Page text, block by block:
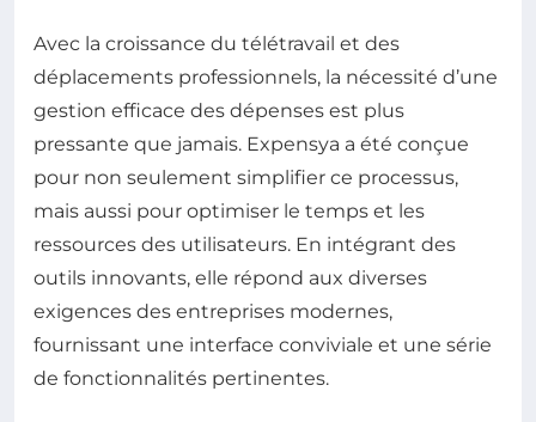
Avec la croissance du télétravail et des
déplacements professionnels, la nécessité d’une
gestion efficace des dépenses est plus
pressante que jamais. Expensya a été conçue
pour non seulement simplifier ce processus,
mais aussi pour optimiser le temps et les
ressources des utilisateurs. En intégrant des
outils innovants, elle répond aux diverses
exigences des entreprises modernes,
fournissant une interface conviviale et une série
de fonctionnalités pertinentes.